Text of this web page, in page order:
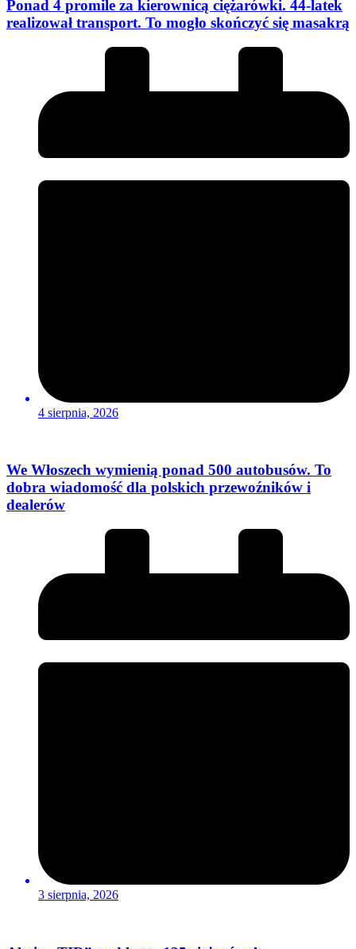
Ponad 4 promile za kierownicą ciężarówki. 44-latek
realizował transport. To mogło skończyć się masakrą
4 sierpnia, 2026
We Włoszech wymienią ponad 500 autobusów. To
dobra wiadomość dla polskich przewoźników i
dealerów
3 sierpnia, 2026